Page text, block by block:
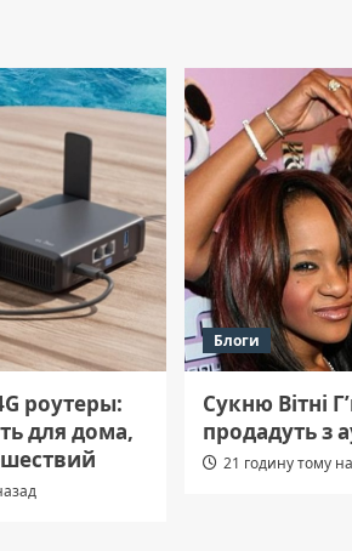
роутеры:
для дома,
Блоги
Сукню Вітні
продадуть з
21 годину тому